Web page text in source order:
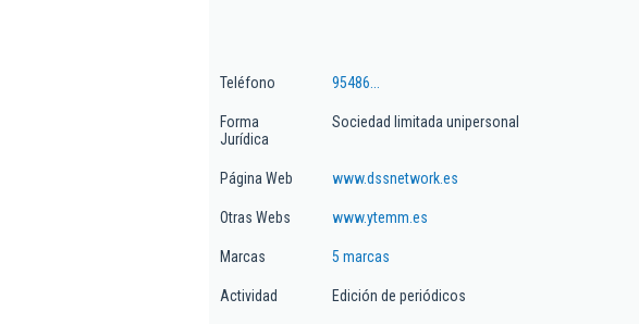
Teléfono 95486...
Forma
Jurídica
Sociedad limitada unipersonal
Página Web www.dssnetwork.es
Otras Webs www.ytemm.es
Marcas 5 marcas
Actividad Edición de periódicos